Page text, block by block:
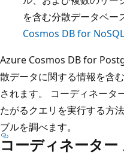
を含む分散データベー
Cosmos DB for NoSQL
Azure Cosmos DB for
散データに関する情報を含
されます。 コーディネータ
たがるクエリを実行する方
ブルを調べます。
コーディネーター